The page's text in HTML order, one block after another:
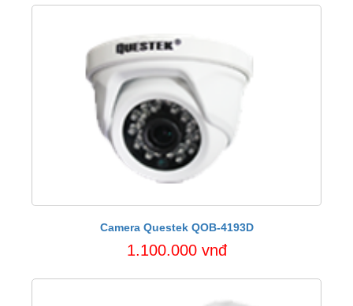
Camera Questek QOB-4193D
1.100.000 vnđ